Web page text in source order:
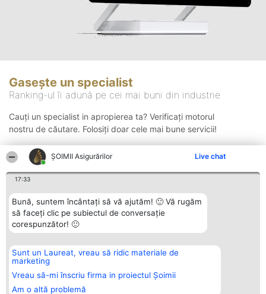
ȘOIMII Asigurărilor Live chat
17:33
Bună, suntem încântați să vă ajutăm! 🙂 Vă rugăm
să faceți clic pe subiectul de conversație
corespunzător! 🙂
Sunt un Laureat, vreau să ridic materiale de
marketing
Vreau să-mi înscriu firma in proiectul Șoimii
Am o altă problemă
Gasește un specialist
Ranking-ul îi adună pe cei mai buni din industrie
Cauți un specialist in apropierea ta? Verificați motorul
nostru de căutare. Folosiți doar cele mai bune servicii!
Organizator Ranking
BRIGHT SOLUTIONS BR SRL
Aleea Timisul De Sus 2 Bl. A30
Sc. A Et. 4 Ap. 13 Cod 061952
București
Plebiscyt
Lista Tuturor
Laureaților
Contact